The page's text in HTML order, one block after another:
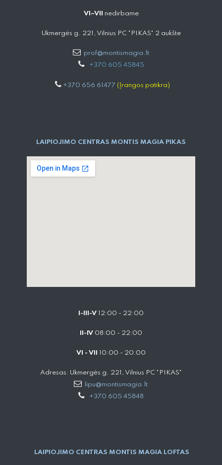
VI–VII nedirbame
Ukmergės g. 221, Vilnius PC "PIKAS" 2 aukšte
prof@montismagia.lt
+370 605 4584​5
+370 656 61477 (Įrangos patikra)
LAIPIOJIMO CENTRAS MONTIS MAGIA PIKAS
I-III-V 12:00 - 22:00
II-IV 08:00 - 22:00
VI - VII 10:00 - 20:00
Adresas: Ukmergės g. 221, Vilnius PC "PIKAS"
lipu@montismagia.lt
+370 605 45848
LAIPIOJIMO CENTRAS MONTIS MAGIA LOFTAS